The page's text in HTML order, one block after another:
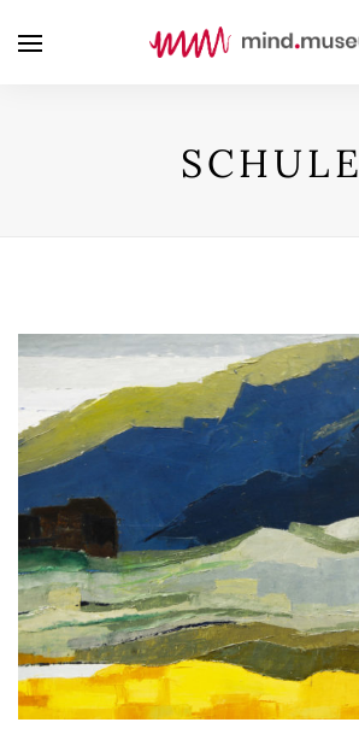
SCHULE